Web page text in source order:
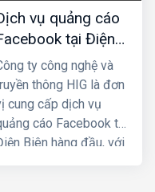
phát triển kinh
doanh nhanh chóng.
vụ quảng cáo
tại Điện
giá rẻ, uy tín
ty công nghệ và
thông HIG là đơn
cung cấp dịch vụ
cáo Facebook tại
Biên hàng đầu, với